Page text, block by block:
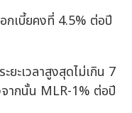
เบี้ยคงที่ 4.5% ต่อปี
ะเวลาสูงสุดไม่เกิน 7
ากนั้น MLR-1% ต่อปี